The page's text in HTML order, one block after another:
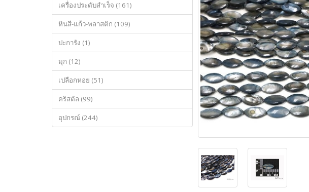
เครื่องประดับสำเร็จ (161)
หินสี-แก้ว-พลาสติก (109)
ปะการัง (1)
มุก (12)
เปลือกหอย (51)
คริสตัล (99)
อุปกรณ์ (244)